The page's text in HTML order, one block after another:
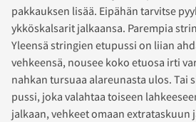
pakkauksen lisää. Eipähän tarvitse
ykköskalsarit jalkaansa. Parempia
Yleensä stringien etupussi on liian
vehkeensä, nousee koko etuosa irti
nahkan tursuaa alareunasta ulos. Tai
pussi, joka valahtaa toiseen
jalkaan, vehkeet omaan extrataskuun